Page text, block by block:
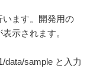
います。開発用の
示されます。
data/sample と入力